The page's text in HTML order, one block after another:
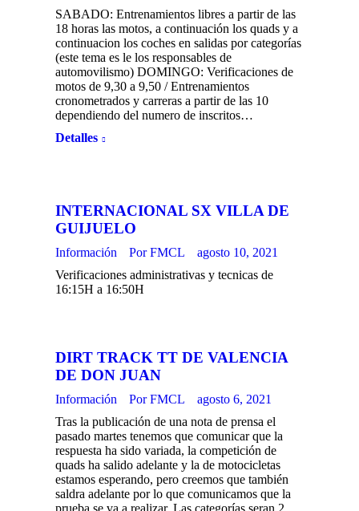
SABADO: Entrenamientos libres a partir de las
18 horas las motos, a continuación los quads y a
continuacion los coches en salidas por categorías
(este tema es le los responsables de
automovilismo) DOMINGO: Verificaciones de
motos de 9,30 a 9,50 / Entrenamientos
cronometrados y carreras a partir de las 10
dependiendo del numero de inscritos…
Detalles
INTERNACIONAL SX VILLA DE
GUIJUELO
Información PorFMCL
agosto 10, 2021
Verificaciones administrativas y tecnicas de
16:15H a 16:50H
DIRT TRACK TT DE VALENCIA
DE DON JUAN
Información PorFMCL
agosto 6, 2021
Tras la publicación de una nota de prensa el
pasado martes tenemos que comunicar que la
respuesta ha sido variada, la competición de
quads ha salido adelante y la de motocicletas
estamos esperando, pero creemos que también
saldra adelante por lo que comunicamos que la
prueba se va a realizar. Las categorías seran 2